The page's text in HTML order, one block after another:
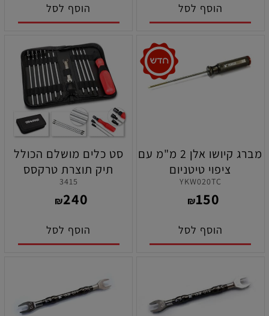
הוסף לסל הוסף לסל
מברג קיושו אלן 2 מ"מ עם
ציפוי טיטניום
YKW020TC
₪150
הוסף לסל
סט כלים מושלם הכולל
תיק תוצרת טרקסס
3415
₪240
הוסף לסל